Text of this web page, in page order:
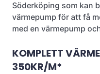
Söderköping som kan
värmepump för att få
med en värmepump
KOMPLETT
350KR/M*